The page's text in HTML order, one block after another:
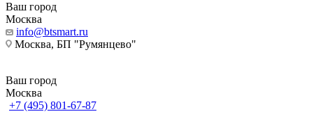
Ваш город
Москва
info@btsmart.ru
Москва, БП "Румянцево"
Ваш город
Москва
+7 (495) 801-67-87